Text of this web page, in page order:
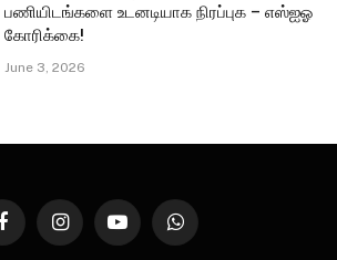
பணியிடங்களை உடனடியாக நிரப்புக – எஸ்ஐஓ
கோரிக்கை!
June 3, 2026
FacebookInstagramYouTubeWhatsApp